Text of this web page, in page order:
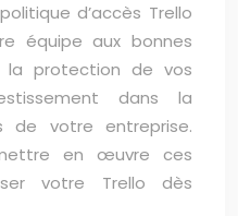
d’accès Trello
équipe aux bonnes
la protection de vos
dans la
de votre entreprise.
en œuvre ces
votre Trello dès